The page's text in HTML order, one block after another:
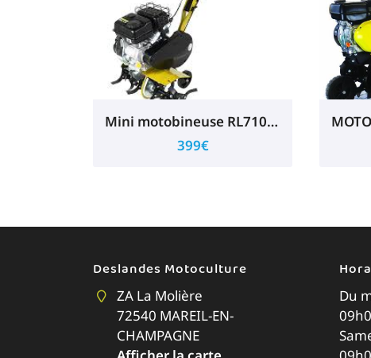
Mini motobineuse RL71054RL80S
399€
Deslandes Motoculture
ZA La Molière
72540 MAREIL-EN-
CHAMPAGNE
Du